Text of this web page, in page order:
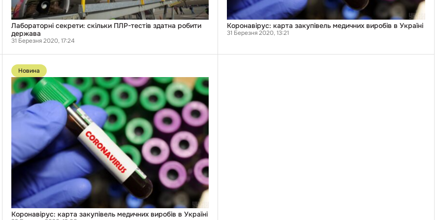
Лабораторні секрети: скільки ПЛР-тестів здатна робити
держава
31 Березня 2020, 17:24
Коронавірус: карта закупівель медичних виробів в Україні
31 Березня 2020, 13:21
Перейти
публікації
Коронавірус:
карта
закупівель
медичних
виробів
Новина
Коронавірус: карта закупівель медичних виробів в Україні